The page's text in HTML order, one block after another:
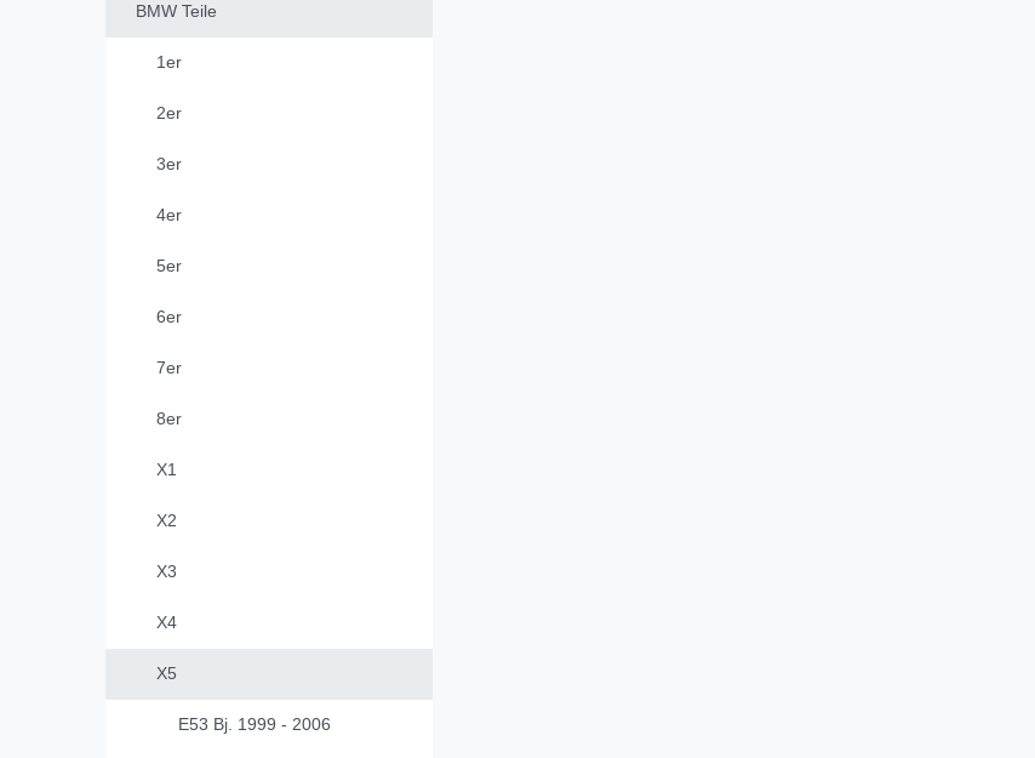
BMW Teile
1er
2er
3er
4er
5er
6er
7er
8er
X1
X2
X3
X4
X5
E53 Bj. 1999 - 2006